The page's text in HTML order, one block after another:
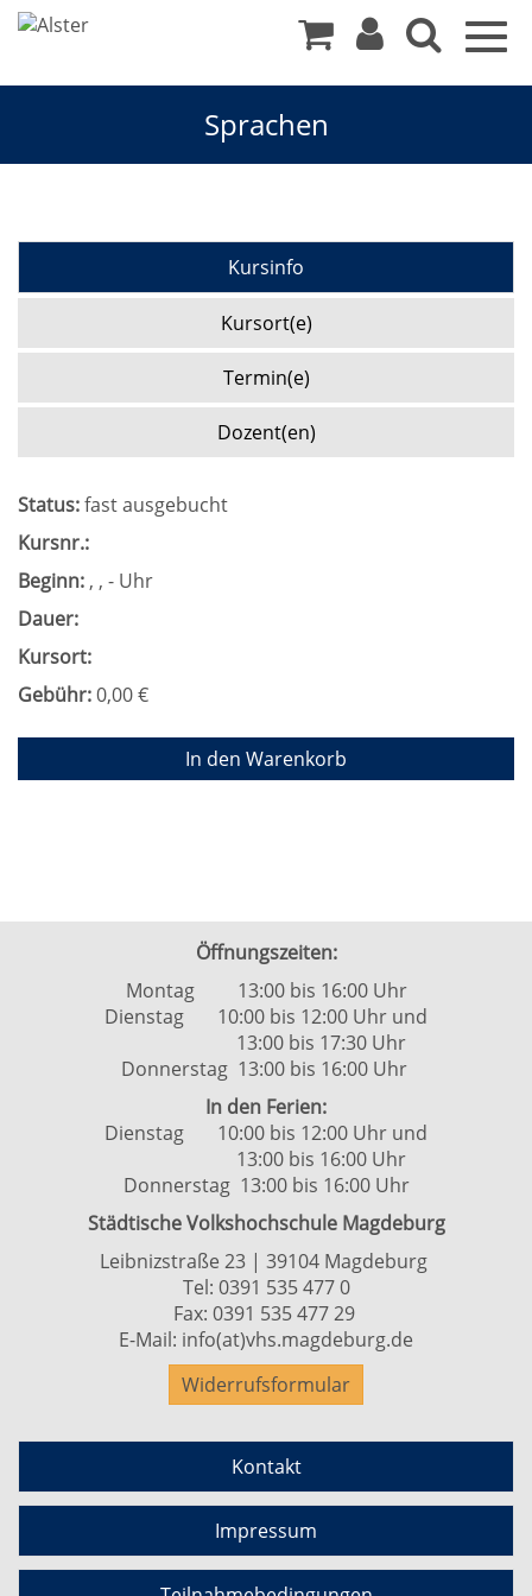
Sprachen
Kursinfo
Kursort(e)
Termin(e)
Dozent(en)
Status:fast ausgebucht
Kursnr.:
Beginn: , , - Uhr
Dauer:
Kursort:
Gebühr:0,00 €
In den Warenkorb
Öffnungszeiten:
Montag 13:00 bis 16:00 Uhr
Dienstag 10:00 bis 12:00 Uhr und
13:00 bis 17:30 Uhr
Donnerstag 13:00 bis 16:00 Uhr
In den Ferien:
Dienstag 10:00 bis 12:00 Uhr und
13:00 bis 16:00 Uhr
Donnerstag 13:00 bis 16:00 Uhr
Städtische Volkshochschule Magdeburg
Leibnizstraße 23 | 39104 Magdeburg
Tel: 0391 535 477 0
Fax: 0391 535 477 29
E-Mail: info(at)vhs.magdeburg.de
Widerrufsformular
Kontakt
Impressum